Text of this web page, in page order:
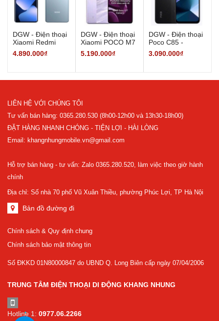
DGW - Điện thoại
Xiaomi Redmi
Note 15 -
6GB/128GB -
4.890.000₫
DGW - Điện thoại
Xiaomi POCO M7
Pro 5G - 8/256GB
- Hàng Chính
5.190.000₫
DGW - Điện thoại
Poco C85 -
6/128GB - Hàng
Chính Hãng
3.090.000₫
LIÊN HỆ VỚI CHÚNG TÔI
Tư vấn bán hàng: 0365.280.530 (8h00-12h00 và 13h30-18h00)
ĐẶT HÀNG NHANH CHÓNG - TIỆN LỢI - HÀI LÒNG
Email: khangnhungmobile.vn@gmail.com
Hỗ trợ bán hàng - tư vấn: Zalo 0365.280.520, làm việc theo giờ hành
chính
Địa chỉ: Số nhà 70 phố Vũ Xuân Thiều, phường Phúc Lợi, TP Hà Nội
Bản đồ đường đi
Chính sách & Quy định chung
Chính sách bảo mật thông tin
Số ĐKKD 01N80000847 do UBND Q. Long Biên cấp ngày 07/04/2006
TRUNG TÂM ĐIỆN THOẠI DI ĐỘNG KHANG NHUNG
Hotline 1: 0977.06.2266